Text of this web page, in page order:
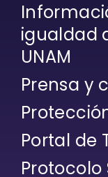
igualdad
UNAM
Prensa y
Portal de
Protocolo